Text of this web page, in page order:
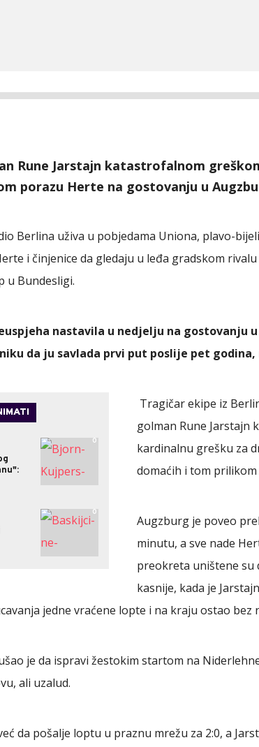
Rune Jarstajn katastrofalnom
porazu Herte na gostovanju u
Berlina uživa u pobjedama Uniona, plavo-
i činjenice da gledaju u leđa gradskom
u Bundesligi.
nastavila u nedjelju na gostovanju
da ju savlada prvi put poslije pet
0
0
Tragičar ekipe iz
golman Rune Jarstajn
kardinalnu grešku za
domaćih i tom
Augzburg je poveo
minutu, a sve nade
preokreta uništene su
kasnije, kada je
jedne vraćene lopte i na kraju ostao bez
je da ispravi žestokim startom na
ali uzalud.
da pošalje loptu u praznu mrežu za 2:0, a